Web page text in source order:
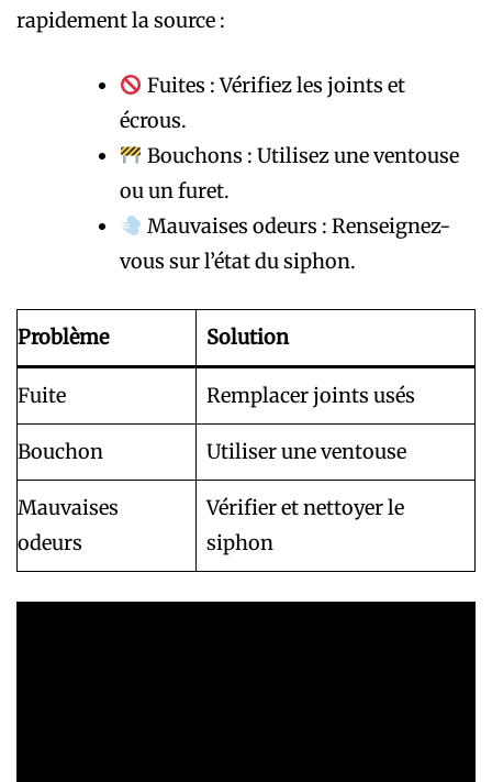
rapidement la source :
Fuites : Vérifiez les joints et
écrous.
Bouchons : Utilisez une ventouse
ou un furet.
Mauvaises odeurs : Renseignez-
vous sur l’état du siphon.
Problème Solution
Fuite Remplacer joints usés
Bouchon Utiliser une ventouse
Mauvaises
odeurs
Vérifier et nettoyer le
siphon